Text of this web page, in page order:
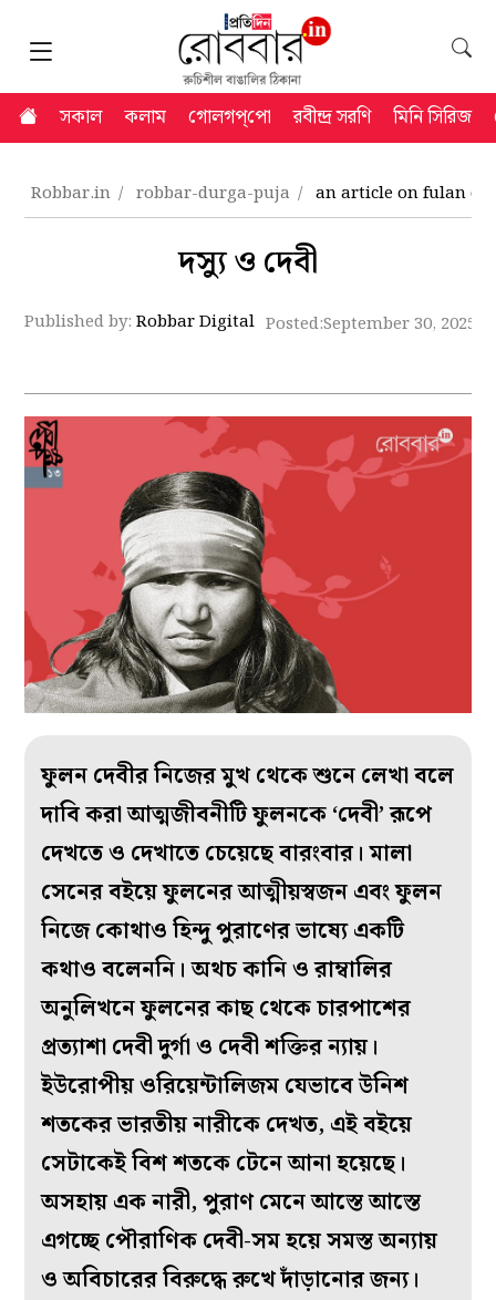
সকাল কলাম গোলগপ্‌পো রবীন্দ্র সরণি মিনি সিরিজ
Robbar.in robbar-durga-puja an article on fulan
দস্যু ও দেবী
Published by:Robbar Digital Posted:September 30, 2025
ফুলন দেবীর নিজের মুখ থেকে শুনে লেখা বলে
দাবি করা আত্মজীবনীটি ফুলনকে ‘দেবী’ রূপে
দেখতে ও দেখাতে চেয়েছে বারংবার। মালা
সেনের বইয়ে ফুলনের আত্মীয়স্বজন এবং ফুলন
নিজে কোথাও হিন্দু পুরাণের ভাষ্যে একটি
কথাও বলেননি। অথচ কানি ও রাম্বালির
অনুলিখনে ফুলনের কাছ থেকে চারপাশের
প্রত্যাশা দেবী দুর্গা ও দেবী শক্তির ন্যায়।
ইউরোপীয় ওরিয়েন্টালিজম যেভাবে উনিশ
শতকের ভারতীয় নারীকে দেখত, এই বইয়ে
সেটাকেই বিশ শতকে টেনে আনা হয়েছে।
অসহায় এক নারী, পুরাণ মেনে আস্তে আস্তে
এগচ্ছে পৌরাণিক দেবী-সম হয়ে সমস্ত অন্যায়
ও অবিচারের বিরুদ্ধে রুখে দাঁড়ানোর জন্য।